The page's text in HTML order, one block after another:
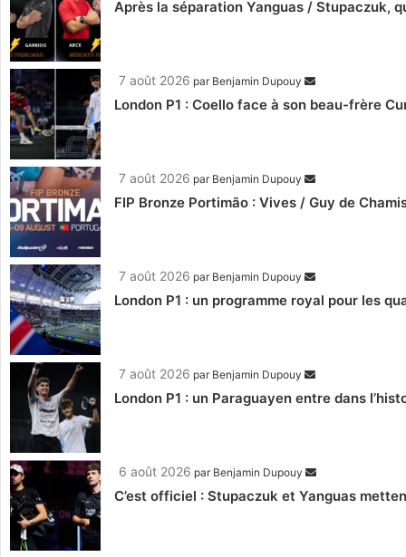
Après la séparation Yanguas / Stupaczuk,
7 août 2026 par Benjamin Dupouy
London P1 : Coello face à son beau-frère
7 août 2026 par Benjamin Dupouy
FIP Bronze Portimão : Vives / Guy de
7 août 2026 par Benjamin Dupouy
London P1 : un programme royal pour les
7 août 2026 par Benjamin Dupouy
London P1 : un Paraguayen entre dans
6 août 2026 par Benjamin Dupouy
C’est officiel : Stupaczuk et Yanguas